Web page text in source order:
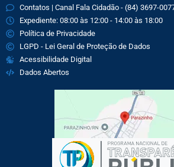
Contatos | Canal Fala Cidadão - (84) 3697-
Expediente: 08:00 às 12:00 - 14:00 às 18:00
Política de Privacidade
LGPD - Lei Geral de Proteção de Dados
Acessibilidade Digital
Dados Abertos